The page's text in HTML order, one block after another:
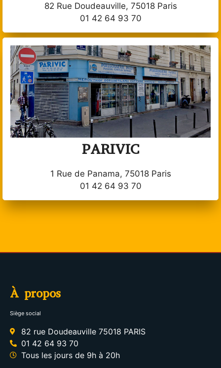
82 Rue Doudeauville, 75018 Paris
01 42 64 93 70
PARIVIC
1 Rue de Panama, 75018 Paris
01 42 64 93 70
À propos
Siège social
82 rue Doudeauville 75018 PARIS
01 42 64 93 70
Tous les jours de 9h à 20h